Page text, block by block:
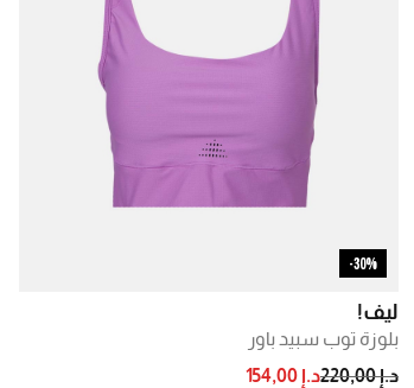
30%-
ليف!
بلوزة توب سبيد باور
PRICE REDUCED FROM
د.إ 220,00 TO
د.إ 154,00